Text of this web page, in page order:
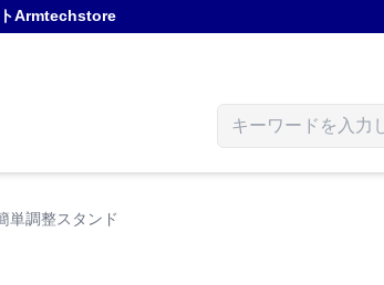
Armtechstore
単調整スタンド